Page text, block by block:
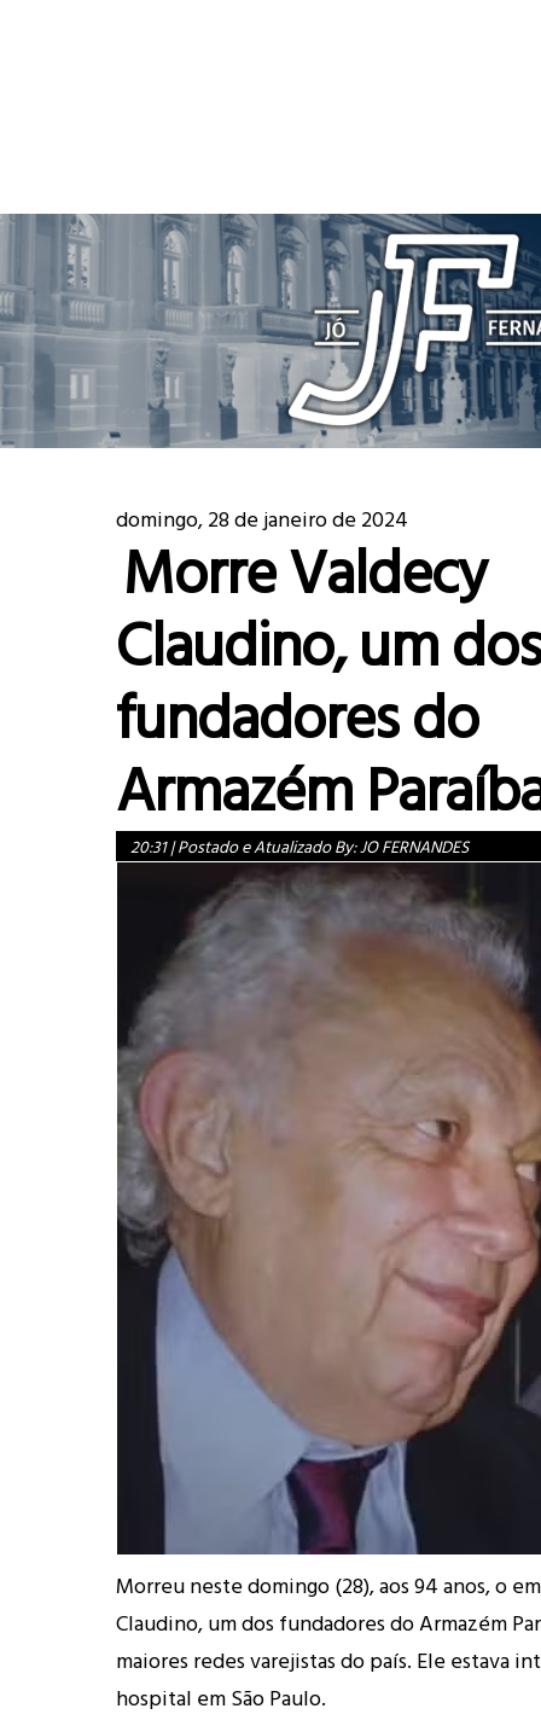
domingo, 28 de janeiro de 2024
Morre Valdecy
Claudino, um dos
fundadores do
Armazém
20:31|Postado e Atualizado By:JO FERNANDES
Morreu neste domingo (28), aos 94 anos, o
Claudino, um dos fundadores do Armazém
maiores redes varejistas do país. Ele estava
hospital em São Paulo.